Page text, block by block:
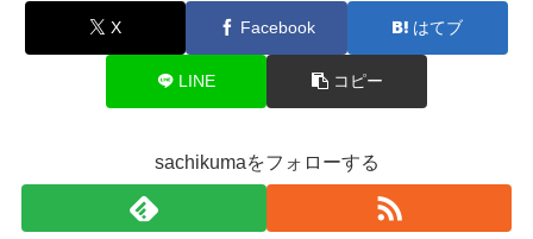
X Facebook はてブ
LINE コピー
sachikumaをフォローする